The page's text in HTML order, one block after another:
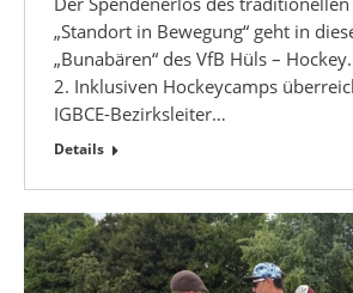
„Standort in Bewegung“ geht in
„Bunabären“ des VfB Hüls –
2. Inklusiven Hockeycamps
IGBCE-Bezirksleiter…
Details